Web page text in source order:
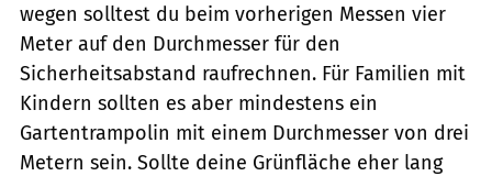
wegen solltest du beim vorherigen Messen vier
Meter auf den Durchmesser für den
Sicherheitsabstand raufrechnen. Für Familien mit
Kindern sollten es aber mindestens ein
Gartentrampolin mit einem Durchmesser von drei
Metern sein. Sollte deine Grünfläche eher lang